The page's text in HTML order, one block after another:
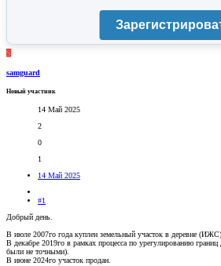
S
samguard
Новый участник
14 Май 2025
2
0
1
14 Май 2025
#1
Добрый день.
В июле 2007го года куплен земельный участок в деревне
В декабре 2019го в рамках процесса по урегулированию
были не точными).
В июне 2024го участок продан.